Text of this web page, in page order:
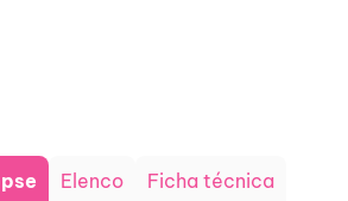
Elenco Ficha técnica